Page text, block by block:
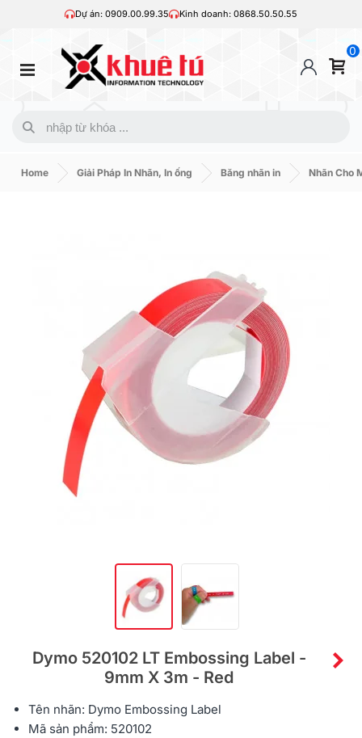
Dự án: 0909.00.99.35 Kinh doanh: 0868.50.50.55
0
Home Giải Pháp In Nhãn, In ống Băng nhãn in Nhãn Cho
Dymo 520102 LT Embossing Label -
9mm X 3m - Red
Tên nhãn: Dymo Embossing Label
Mã sản phẩm: 520102